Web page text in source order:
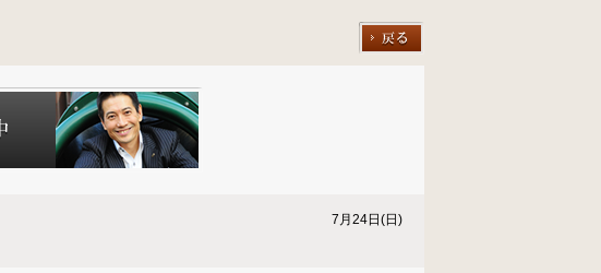
7月24日(日)